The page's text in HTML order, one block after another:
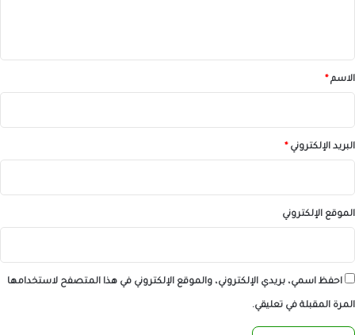
*الاسم*
البريد الإلكتروني*
الموقع الإلكتروني
احفظ اسمي، بريدي الإلكتروني، والموقع الإلكتروني في هذا المتصفح لاستخدامها
المرة المقبلة في تعليقي.